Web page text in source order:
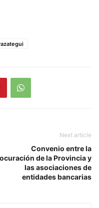
Next article
Convenio entre la
de la Provincia y
las asociaciones de
entidades bancarias